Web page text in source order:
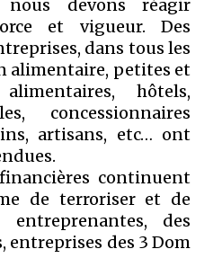
nous devons réagir
et vigueur. Des
dans tous les
alimentaire, petites et
hôtels,
concessionnaires
artisans, etc… ont
continuent
de terroriser et de
des
des 3 Dom